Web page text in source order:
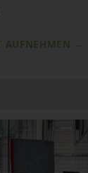
AUFNEHMEN →